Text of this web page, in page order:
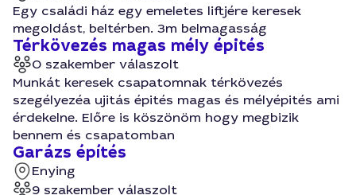
Egy családi ház egy emeletes liftjére keresek
megoldást, beltérben. 3m belmagasság
Térkövezés magas mély épités
0 szakember válaszolt
Munkát keresek csapatomnak térkövezés
szegélyezéa ujitás épités magas és mélyépités ami
érdekelne. Előre is köszönöm hogy megbizik
bennem és csapatomban
Garázs építés
Enying
9 szakember válaszolt